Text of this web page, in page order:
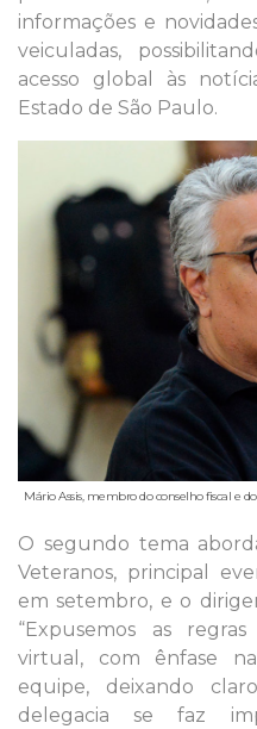
informações e
veiculadas,
acesso global às
Estado de São Paulo.
Mário Assis, membro do conselho fiscal e
O segundo tema
Veteranos, principal
em setembro, e o
“Expusemos as
virtual, com ênfase
equipe, deixando
delegacia se faz